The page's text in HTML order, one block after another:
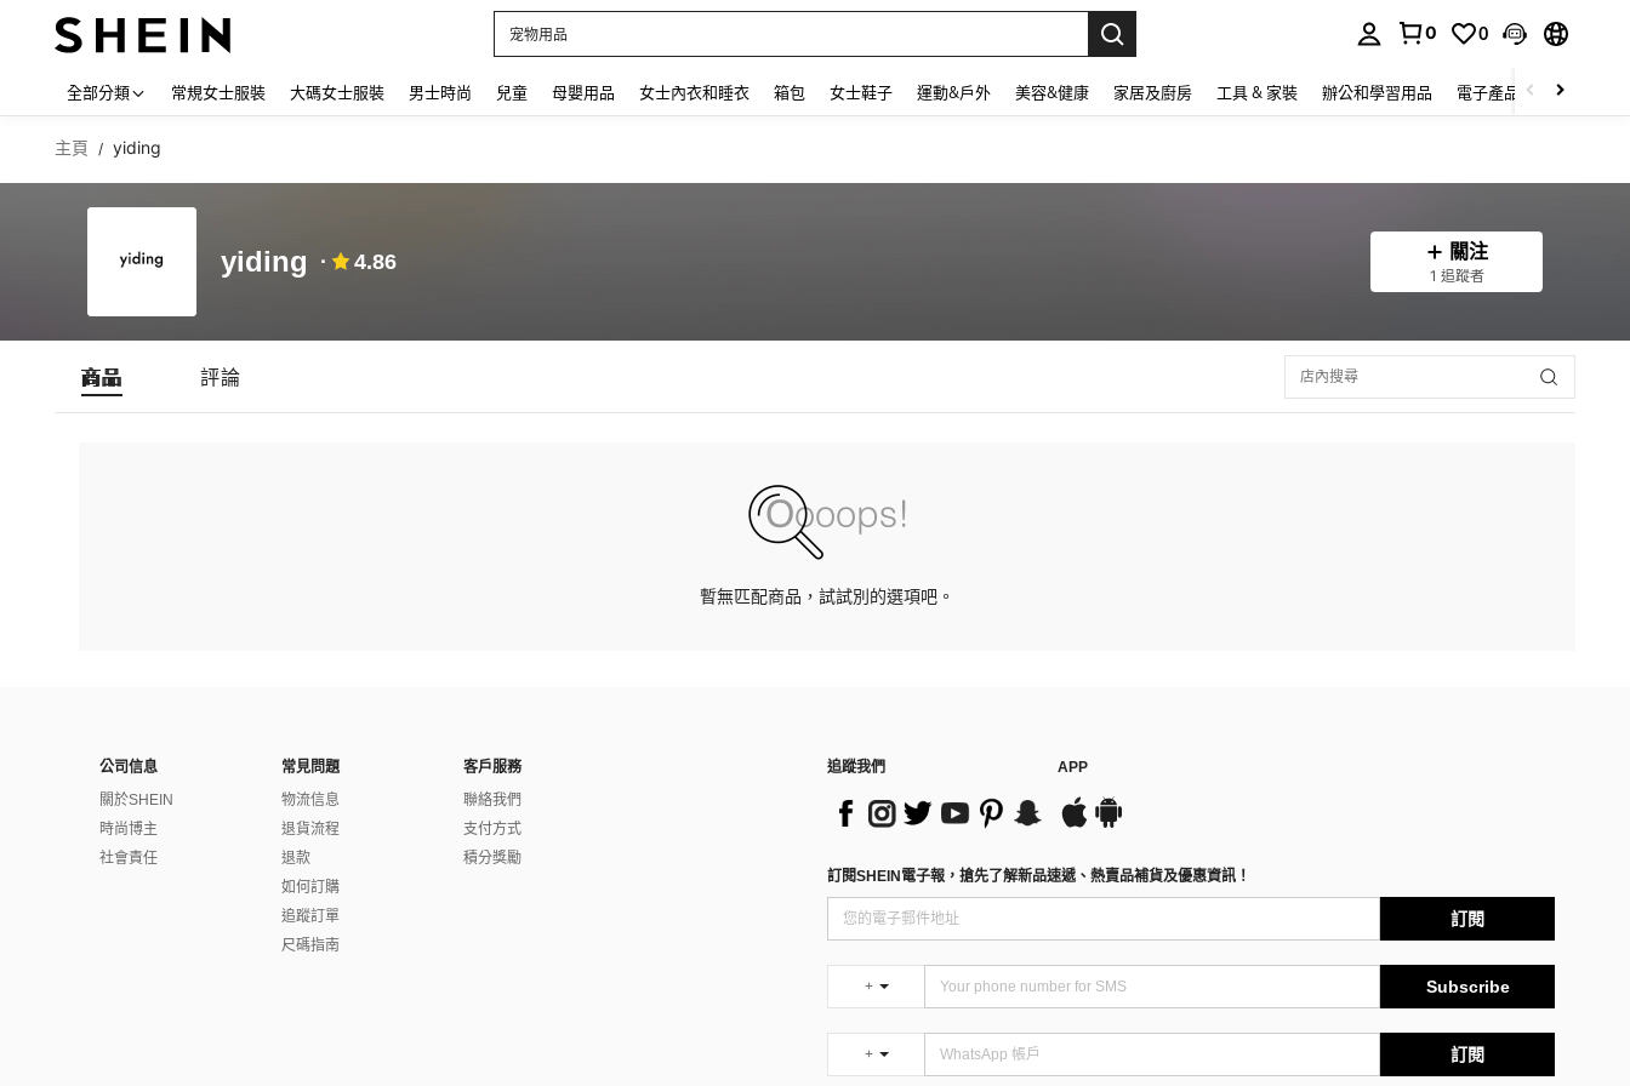
宠物用品
0 0
全部分類 常規女士服裝 大碼女士服裝 男士時尚 兒童 母嬰用品 女士內衣和睡衣 箱包 女士鞋子 運動&戶外 美容&健康 家居及廚房 工具 & 家裝 辦公和學習用品 電子產品 玩具
主頁 / yiding
yiding 4.86 關注
1 追蹤者
商品 評論
暫無匹配商品，試試別的選項吧。
公司信息
關於SHEIN
時尚博主
社會責任
常見問題
物流信息
退貨流程
退款
如何訂購
追蹤訂單
尺碼指南
客戶服務
聯絡我們
支付方式
積分獎勵
追蹤我們 APP
訂閱SHEIN電子報，搶先了解新品速遞、熱賣品補貨及優惠資訊！
訂閱
+ Subscribe
+ 訂閱